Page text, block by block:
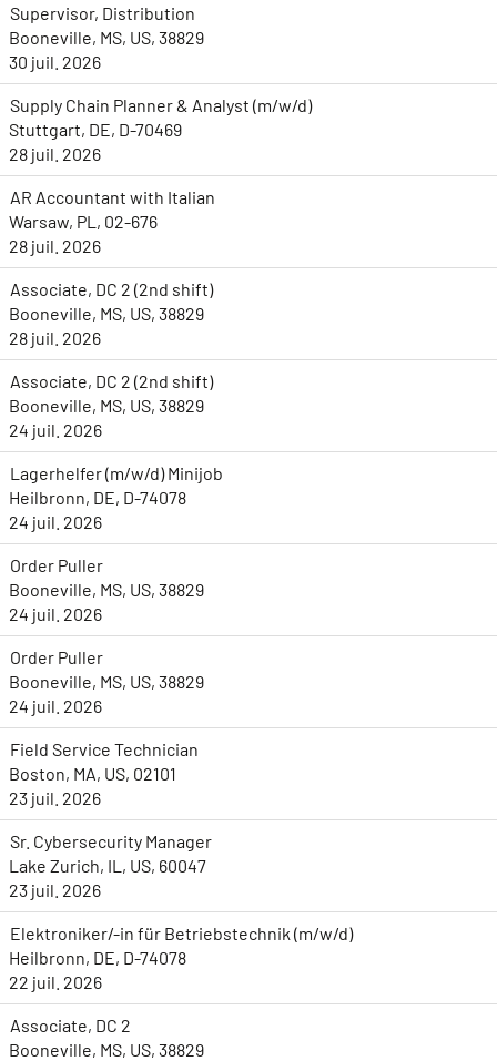
Supervisor, Distribution
Booneville, MS, US, 38829
30 juil. 2026
Supply Chain Planner & Analyst (m/w/d)
Stuttgart, DE, D-70469
28 juil. 2026
AR Accountant with Italian
Warsaw, PL, 02-676
28 juil. 2026
Associate, DC 2 (2nd shift)
Booneville, MS, US, 38829
28 juil. 2026
Associate, DC 2 (2nd shift)
Booneville, MS, US, 38829
24 juil. 2026
Lagerhelfer (m/w/d) Minijob
Heilbronn, DE, D-74078
24 juil. 2026
Order Puller
Booneville, MS, US, 38829
24 juil. 2026
Order Puller
Booneville, MS, US, 38829
24 juil. 2026
Field Service Technician
Boston, MA, US, 02101
23 juil. 2026
Sr. Cybersecurity Manager
Lake Zurich, IL, US, 60047
23 juil. 2026
Elektroniker/-in für Betriebstechnik (m/w/d)
Heilbronn, DE, D-74078
22 juil. 2026
Associate, DC 2
Booneville, MS, US, 38829